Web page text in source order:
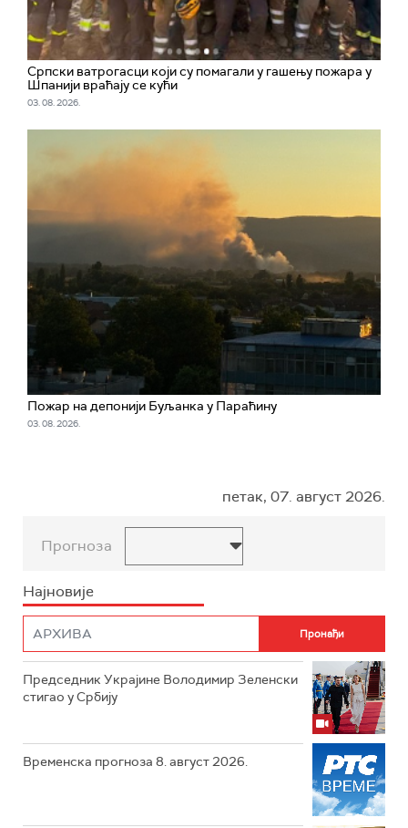
Српски ватрогасци који су помагали у гашењу пожара у
Шпанији враћају се кући
03. 08. 2026.
Пожар на депонији Буљанка у Параћину
03. 08. 2026.
петак, 07. август 2026.
Прогноза
Најновије
Председник Украјине Володимир Зеленски
стигао у Србију
Временска прогноза 8. август 2026.